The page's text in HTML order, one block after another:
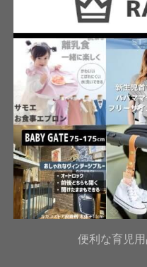
便利な育児